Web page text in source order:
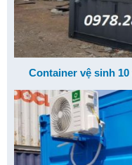
Container vệ sinh